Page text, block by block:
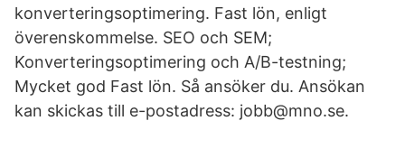
konverteringsoptimering. Fast lön, enligt
överenskommelse. SEO och SEM;
Konverteringsoptimering och A/B-testning;
Mycket god Fast lön. Så ansöker du. Ansökan
kan skickas till e-postadress: jobb@mno.se.